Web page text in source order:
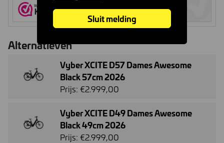
Alternatieven
Vyber XCITE D57 Dames Awesome
Black 57cm 2026
Prijs: €2.999,00
Vyber XCITE D49 Dames Awesome
Black 49cm 2026
Prijs: €2.999,00
Sluit melding